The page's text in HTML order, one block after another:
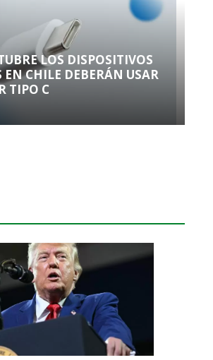
LOS DISPOSITIVOS
CHILE DEBERÁN USAR
TIPO C